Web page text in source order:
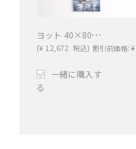
ヨット 40×80cm
(¥ 12,672 税込) 割引前価格:¥
一緒に購入す
る